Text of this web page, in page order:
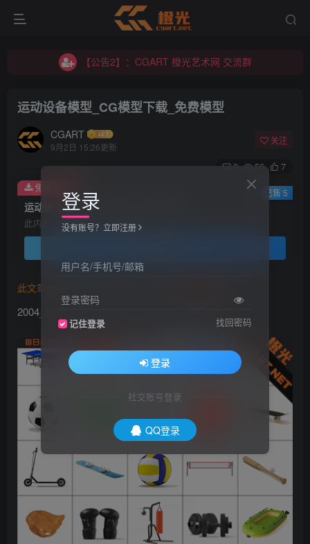
【公告2】：CGART 橙光艺术网 交流群
【公告2】：CGART 橙光艺术网 交流群
运动设备模型_CG模型下载_免费模型
CGART
9月2日 15:26更新
关注
0 56 7
运动设备模型_CG模型下载_免费模型
此内容为免费资源，请登录后查看
免费资源 已售 5
此文章由
2004_运动设备模型_CG模型下载_免费模型
登录
没有账号？立即注册
用户名/手机号/邮箱
登录密码
记住登录 找回密码
登录
社交账号登录
QQ登录